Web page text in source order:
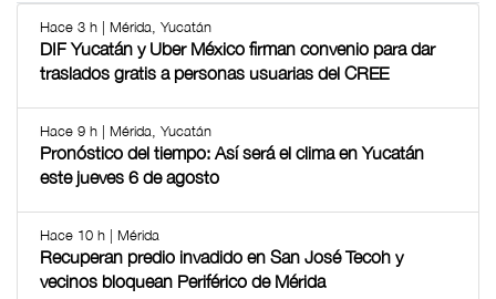
Hace 3 h | Mérida, Yucatán
DIF Yucatán y Uber México firman convenio para dar
traslados gratis a personas usuarias del CREE
Hace 9 h | Mérida, Yucatán
Pronóstico del tiempo: Así será el clima en Yucatán
este jueves 6 de agosto
Hace 10 h | Mérida
Recuperan predio invadido en San José Tecoh y
vecinos bloquean Periférico de Mérida